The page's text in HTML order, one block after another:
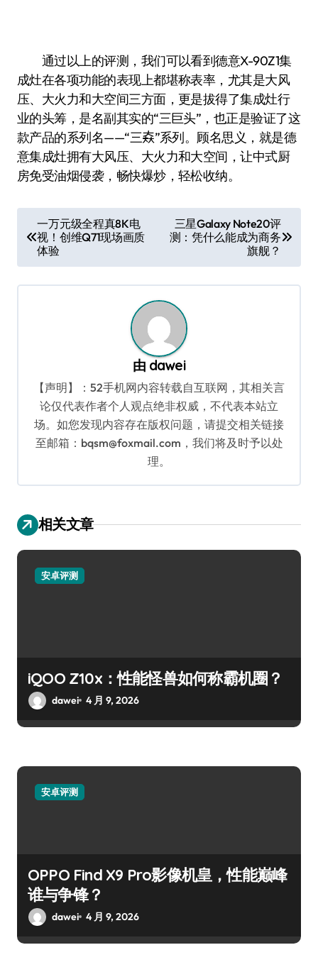
通过以上的评测，我们可以看到德意X-90Z1集
成灶在各项功能的表现上都堪称表率，尤其是大风
压、大火力和大空间三方面，更是拔得了集成灶行
业的头筹，是名副其实的“三巨头”，也正是验证了这
款产品的系列名——“三𡘙”系列。顾名思义，就是德
意集成灶拥有大风压、大火力和大空间，让中式厨
房免受油烟侵袭，畅快爆炒，轻松收纳。
章
导
航
一万元级全程真8K电
视！创维Q71现场画质
体验
三星Galaxy Note20评
测：凭什么能成为商务
旗舰？
由 dawei
【声明】：52手机网内容转载自互联网，其相关言
论仅代表作者个人观点绝非权威，不代表本站立
场。如您发现内容存在版权问题，请提交相关链接
至邮箱：bqsm@foxmail.com，我们将及时予以处
理。
相关文章
安卓评测
iQOO Z10x：性能怪兽如何称霸机圈？
dawei 4 月 9, 2026
安卓评测
OPPO Find X9 Pro影像机皇，性能巅峰
谁与争锋？
dawei 4 月 9, 2026